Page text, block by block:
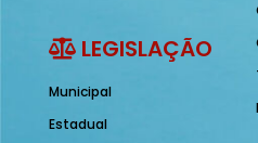
LEGISLAÇÃO
Municipal
Estadual